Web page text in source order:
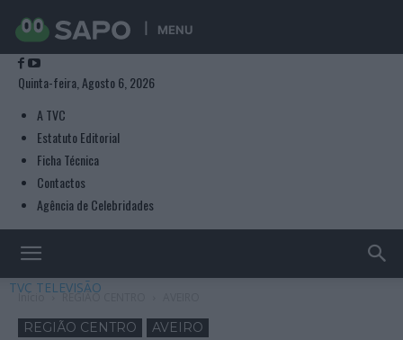
MENU
Quinta-feira, Agosto 6, 2026
A TVC
Estatuto Editorial
Ficha Técnica
Contactos
Agência de Celebridades
TVC TELEVISÃO
Início REGIÃO CENTRO
REGIÃO CENTRO AVEIRO